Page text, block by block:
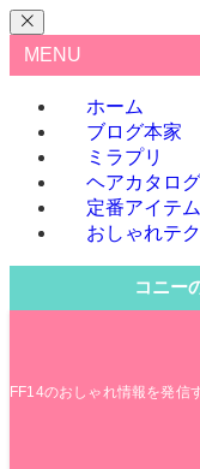
MENU
ホーム
ブログ本家
ミラプリ
ヘアカタログ
定番アイテム
おしゃれテ
コニー
FF14のおしゃれ情報を発信